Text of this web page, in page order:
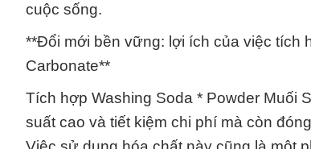
cuộc sống.
**Đổi mới bền vững: lợi ích của việc tích
Carbonate**
Tích hợp Washing Soda * Powder Muối
suất cao và tiết kiệm chi phí mà còn